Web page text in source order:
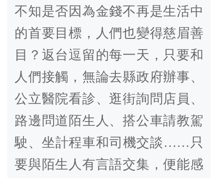
不知是否因為金錢不再是生活中
的首要目標，人們也變得慈眉善
目？返台逗留的每一天，只要和
人們接觸，無論去縣政府辦事、
公立醫院看診、逛街詢問店員、
路邊問道陌生人、搭公車請教駕
駛、坐計程車和司機交談……只
要與陌生人有言語交集，便能感